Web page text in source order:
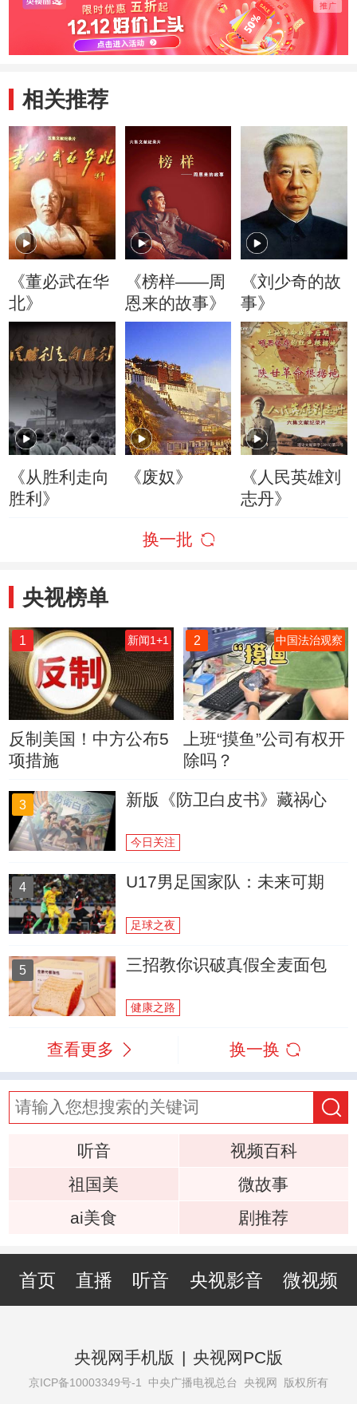
艰苦
相关推荐
《董必武在华
北》
《榜样——周
恩来的故事》
《刘少奇的故
事》
《从胜利走向
胜利》
《废奴》
《人民英雄刘
志丹》
换一批
央视榜单
1 新闻1+1
反制美国！中方公布5
项措施
2 中国法治观察
上班“摸鱼”公司有权开
除吗？
3 新版《防卫白皮书》藏祸心
今日关注
4 U17男足国家队：未来可期
足球之夜
5 三招教你识破真假全麦面包
健康之路
查看更多 换一换
听音
视频百科
祖国美
微故事
ai美食
剧推荐
首页 直播 听音 央视影音 微视频
央视网手机版 | 央视网PC版
京ICP备10003349号-1 中央广播电视总台 央视网 版权所有